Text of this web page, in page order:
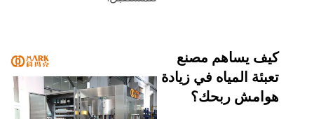
كيف يساهم مصنع
تعبئة المياه في زيادة
هوامش ربحك؟